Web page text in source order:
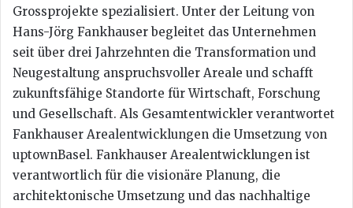
Grossprojekte spezialisiert. Unter der Leitung von
Hans-Jörg Fankhauser begleitet das Unternehmen
seit über drei Jahrzehnten die Transformation und
Neugestaltung anspruchsvoller Areale und schafft
zukunftsfähige Standorte für Wirtschaft, Forschung
und Gesellschaft. Als Gesamtentwickler verantwortet
Fankhauser Arealentwicklungen die Umsetzung von
uptownBasel. Fankhauser Arealentwicklungen ist
verantwortlich für die visionäre Planung, die
architektonische Umsetzung und das nachhaltige